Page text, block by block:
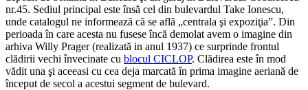
nr.45. Sediul principal este însă cel din bulevardul Take Ionescu,
unde catalogul ne informează că se află „centrala şi expoziţia”. Din
perioada în care acesta nu fusese încă demolat avem o imagine din
arhiva Willy Prager (realizată in anul 1937) ce surprinde frontul
clădirii vechi învecinate cu blocul CICLOP. Clădirea este în mod
vădit una şi aceeasi cu cea deja marcată în prima imagine aeriană de
început de secol a acestui segment de bulevard.